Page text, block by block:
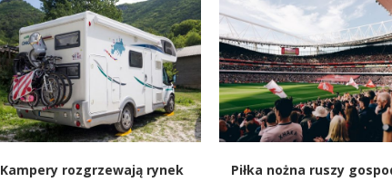
Kampery rozgrzewają rynek
Piłka nożna ruszy